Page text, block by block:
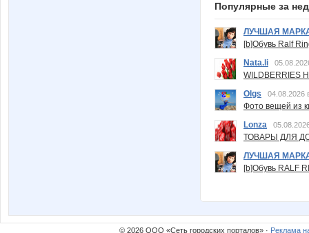
Популярные за
ЛУЧШАЯ
[b]Обувь Ralf
Nata.li
Olgs
04.08.2026
Фото вещей из
Lonza
ТОВАРЫ ДЛЯ
ЛУЧШАЯ
[b]Обувь RALF
© 2026 ООО «Сеть городских порталов» · Реклама